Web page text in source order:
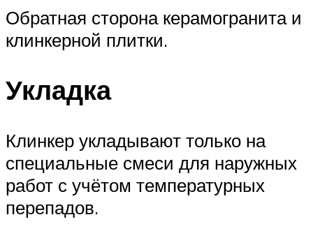
Обратная сторона керамогранита и
клинкерной плитки.
Укладка
Клинкер укладывают только на
специальные смеси для наружных
работ с учётом температурных
перепадов.